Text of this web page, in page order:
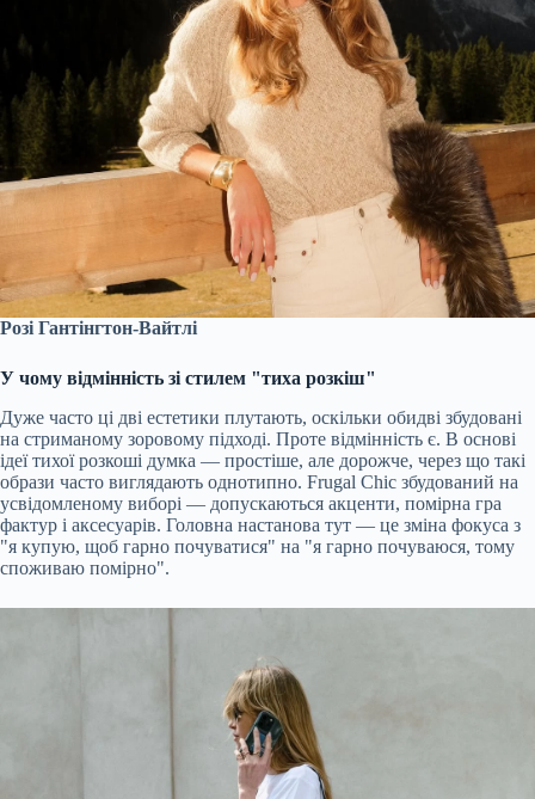
Розі Гантінгтон-Вайтлі
У чому відмінність зі стилем "тиха розкіш"
Дуже часто ці дві естетики плутають, оскільки обидві збудовані
на стриманому зоровому підході. Проте відмінність є. В основі
ідеї тихої розкоші думка — простіше, але дорожче, через що такі
образи часто виглядають однотипно. Frugal Chic збудований на
усвідомленому виборі — допускаються акценти, помірна гра
фактур і аксесуарів. Головна настанова тут — це зміна фокуса з
"я купую, щоб гарно почуватися" на "я гарно почуваюся, тому
споживаю помірно".